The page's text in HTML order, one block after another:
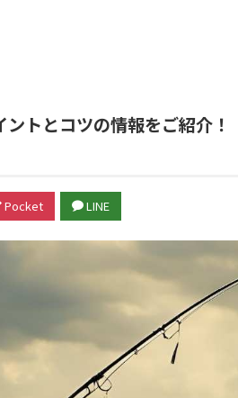
トとコツの情報をご紹介！
Pocket LINE